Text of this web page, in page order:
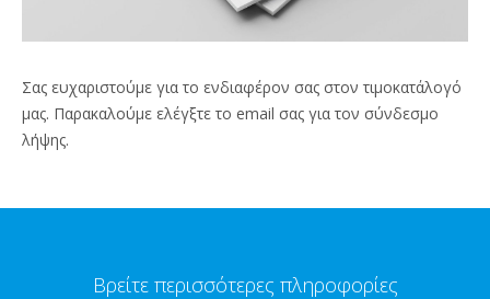
Σας ευχαριστούμε για το ενδιαφέρον σας στον τιμοκατάλογό
μας. Παρακαλούμε ελέγξτε το email σας για τον σύνδεσμο
λήψης.
Βρείτε περισσότερες πληροφορίες